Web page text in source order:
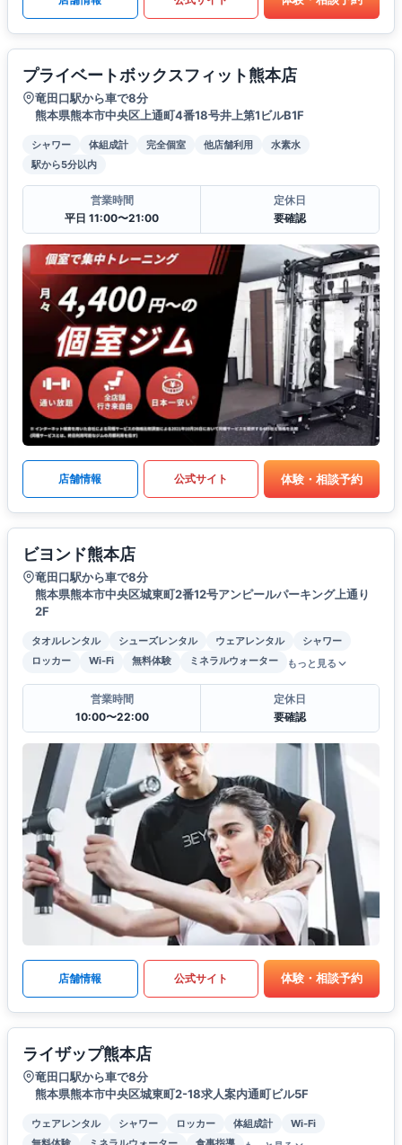
プライベートボックスフィット熊本店
竜田口駅から車で8分
熊本県熊本市中央区上通町4番18号井上第1ビルB1F
シャワー 体組成計 完全個室 他店舗利用
水素水
駅から5分以内
営業時間
平日 11:00〜21:00
定休日
要確認
店舗情報 公式サイト 体験・相談予約
ビヨンド熊本店
竜田口駅から車で8分
熊本県熊本市中央区城東町2番12号アンピールパーキング上通り
2F
タオルレンタル シューズレンタル ウェアレンタル
シャワー
ロッカー
Wi-Fi 無料体験 ミネラルウォーター もっと見る
営業時間
10:00〜22:00
定休日
要確認
店舗情報 公式サイト 体験・相談予約
ライザップ熊本店
竜田口駅から車で8分
熊本県熊本市中央区城東町2-18求人案内通町ビル5F
ウェアレンタル シャワー ロッカー 体組成計
Wi-Fi